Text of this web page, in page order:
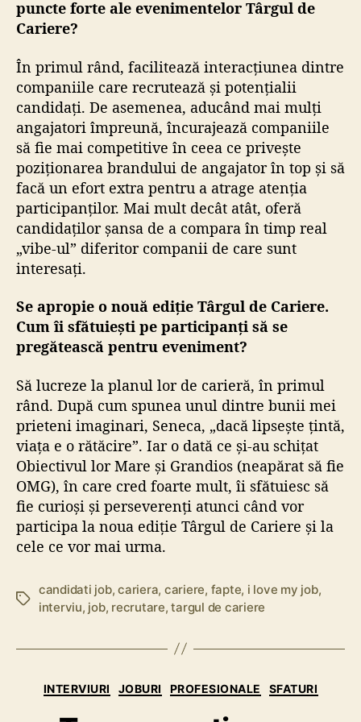
puncte forte ale evenimentelor Târgul de
Cariere?
În primul rând, facilitează interacțiunea dintre
companiile care recrutează și potențialii
candidați. De asemenea, aducând mai mulți
angajatori împreună, încurajează companiile
să fie mai competitive în ceea ce privește
poziționarea brandului de angajator în top și să
facă un efort extra pentru a atrage atenția
participanților. Mai mult decât atât, oferă
candidaților șansa de a compara în timp real
„vibe-ul” diferitor companii de care sunt
interesați.
Se apropie o nouă ediție Târgul de Cariere.
Cum îi sfătuiești pe participanți să se
pregătească pentru eveniment?
Să lucreze la planul lor de carieră, în primul
rând. După cum spunea unul dintre bunii mei
prieteni imaginari, Seneca, „dacă lipsește țintă,
viața e o rătăcire”. Iar o dată ce și-au schițat
Obiectivul lor Mare și Grandios (neapărat să fie
OMG), în care cred foarte mult, îi sfătuiesc să
fie curioși și perseverenți atunci când vor
participa la noua ediție Târgul de Cariere și la
cele ce vor mai urma.
E
c
candidati job,cariera, cariere, fapte, i love my job,
interviu, job, recrutare,targul de cariere
C
INTERVIURI JOBURI PROFESIONALE SFATURI